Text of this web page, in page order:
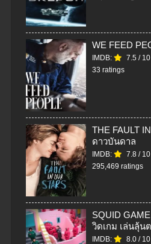
WE FEED
IMDB: 7.5 / 10
33 ratings
THE FAULT
ดาวบันดาล
IMDB: 7.8 / 10
295,469 ratings
SQUID
วิดเกม เล่นลุ้น
IMDB: 8.0 / 10